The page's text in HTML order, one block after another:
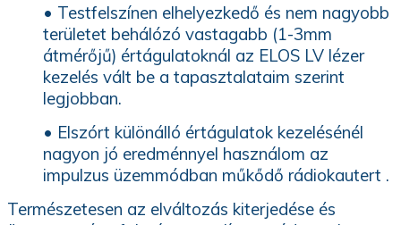
• Testfelszínen elhelyezkedő és nem nagyobb
területet behálózó vastagabb (1-3mm
átmérőjű) értágulatoknál az ELOS LV lézer
kezelés vált be a tapasztalataim szerint
legjobban.
• Elszórt különálló értágulatok kezelésénél
nagyon jó eredménnyel használom az
impulzus üzemmódban műkődő rádiokautert .
Természetesen az elváltozás kiterjedése és